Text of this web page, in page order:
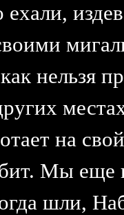
ехали,
нельзя
на
Мы еще
шли,